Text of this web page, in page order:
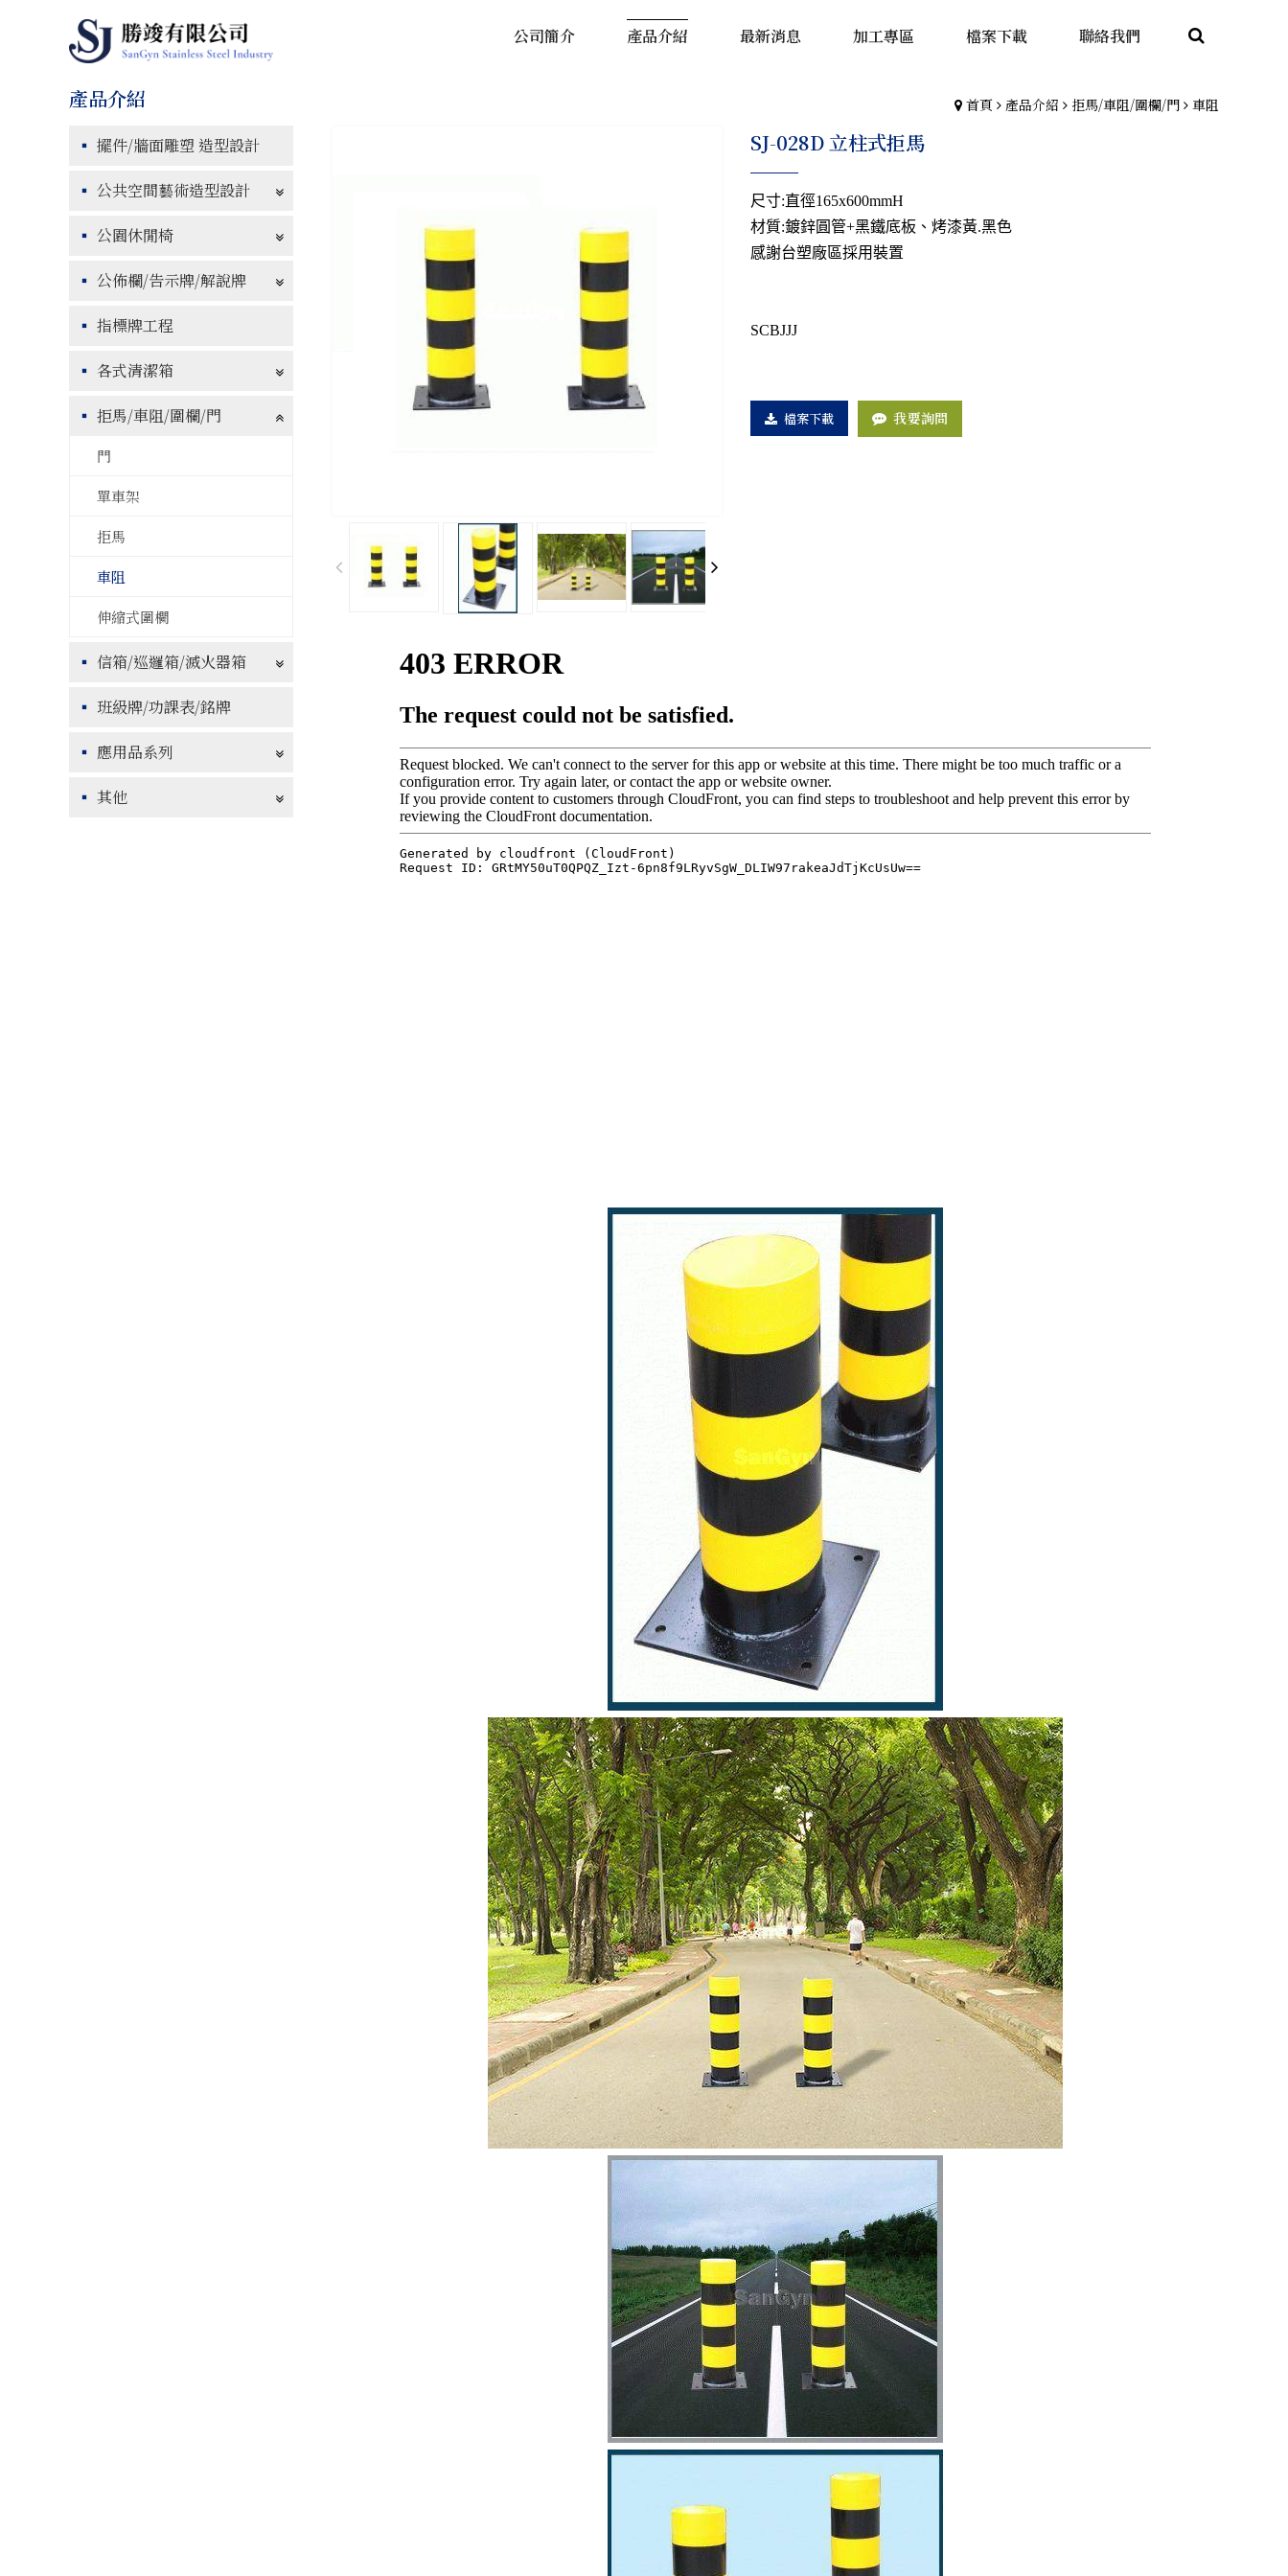
公司簡介 產品介紹 最新消息 加工專區 檔案下載 聯絡我們
首頁 產品介紹 拒馬/車阻/圍欄/門 車阻
擺件/牆面雕塑 造型設計
公共空間藝術造型設計
公園休閒椅
公佈欄/告示牌/解說牌
指標牌工程
各式清潔箱
拒馬/車阻/圍欄/門
門
單車架
拒馬
車阻
伸縮式圍欄
信箱/巡邏箱/滅火器箱
班級牌/功課表/銘牌
應用品系列
其他
SJ-028D 立柱式拒馬
尺寸:直徑165x600mmH
材質:鍍鋅圓管+黑鐵底板、烤漆黃.黑色
感謝台塑廠區採用裝置
SCBJJJ
檔案下載 我要詢問